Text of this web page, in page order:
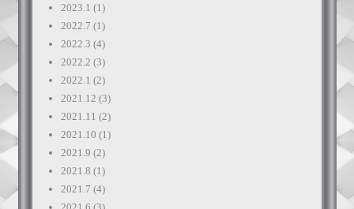
2023.1 (1)
2022.7 (1)
2022.3 (4)
2022.2 (3)
2022.1 (2)
2021.12 (3)
2021.11 (2)
2021.10 (1)
2021.9 (2)
2021.8 (1)
2021.7 (4)